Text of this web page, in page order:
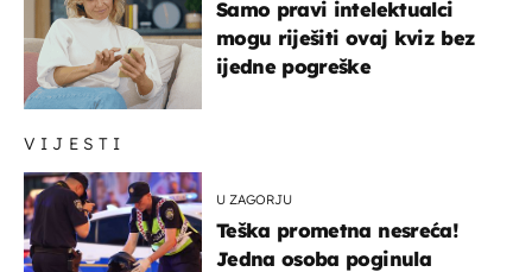
VIJESTI
U ZAGORJU
Teška prometna nesreća!
Jedna osoba poginula
Samo pravi intelektualci
mogu riješiti ovaj kviz bez
ijedne pogreške